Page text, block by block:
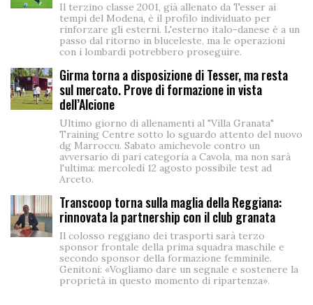
Il terzino classe 2001, già allenato da Tesser ai
tempi del Modena, è il profilo individuato per
rinforzare gli esterni. L'esterno italo-danese è a un
passo dal ritorno in bluceleste, ma le operazioni
con i lombardi potrebbero proseguire.
Girma torna a disposizione di Tesser, ma resta
sul mercato. Prove di formazione in vista
dell’Alcione
Ultimo giorno di allenamenti al "Villa Granata"
Training Centre sotto lo sguardo attento del nuovo
dg Marroccu. Sabato amichevole contro un
avversario di pari categoria a Cavola, ma non sarà
l'ultima: mercoledì 12 agosto possibile test ad
Arceto.
Transcoop torna sulla maglia della Reggiana:
rinnovata la partnership con il club granata
Il colosso reggiano dei trasporti sarà terzo
sponsor frontale della prima squadra maschile e
secondo sponsor della formazione femminile.
Genitoni: «Vogliamo dare un segnale e sostenere la
proprietà in questo momento di ripartenza».